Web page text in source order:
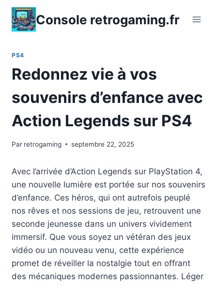
Aller
contenu
Console retrogaming.fr
PS4
Redonnez vie à vos
souvenirs d’enfance avec
Action Legends sur PS4
Par retrogaming septembre 22, 2025
Avec l’arrivée d’Action Legends sur PlayStation 4,
une nouvelle lumière est portée sur nos souvenirs
d’enfance. Ces héros, qui ont autrefois peuplé
nos rêves et nos sessions de jeu, retrouvent une
seconde jeunesse dans un univers vividement
immersif. Que vous soyez un vétéran des jeux
vidéo ou un nouveau venu, cette expérience
promet de réveiller la nostalgie tout en offrant
des mécaniques modernes passionnantes. Léger